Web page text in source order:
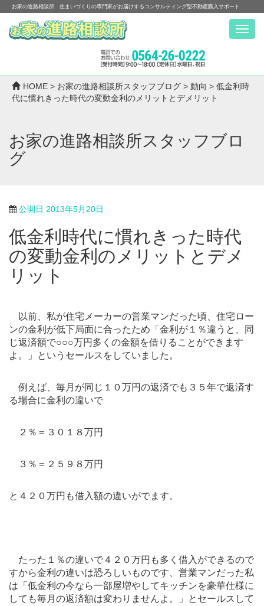
お家の進路相談所 住まいづくりの専門家がお届けするコンサルティング型不動産購入サポート
Menu
HOME > お家の進路相談所スタッフブログ > 動向 > 低金利時
代に慣れきった時代の変動金利のメリットとデメリット
お家の進路相談所スタッフブロ
グ
公開日 2013年5月20日
低金利時代に慣れきった時代
の変動金利のメリットとデメ
リット
以前、私が住宅メーカーの営業マンだった頃、住宅ロー
ンの金利が低下局面に合ったため「金利が１％違うと、同
じ返済額で○○○万円多くの金額を借りることができます
よ。」というセールスをしていました。
例えば、毎月が同じ１０万円の返済でも３５年で返済す
る場合に金利の違いで
２％＝３０１８万円
３％＝２５９８万円
と４２０万円も借入額の違いがでます。
たった１％の違いで４２０万円も多く借入ができるので
すから金利の違いは恐ろしいものです、営業マンだった私
は「低金利の今なら一部屋増やしてキッチンを豪華仕様に
しても毎月の返済額は変わりませんよ。」とセールスして